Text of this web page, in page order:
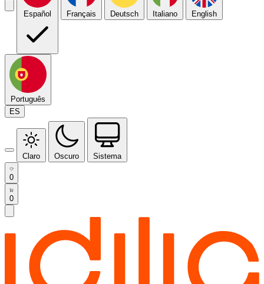
Español Français Deutsch Italiano English
Português
ES
Claro Oscuro Sistema
0
0